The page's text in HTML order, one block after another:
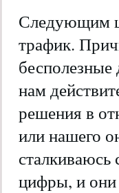
Следующим
трафик.
нам
решения в
или нашего
сталкиваюсь
цифры, и они